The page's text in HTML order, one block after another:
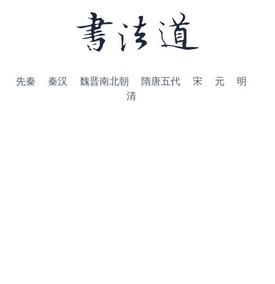
先秦 秦汉 魏晋南北朝 隋唐五代 宋 元
明
清